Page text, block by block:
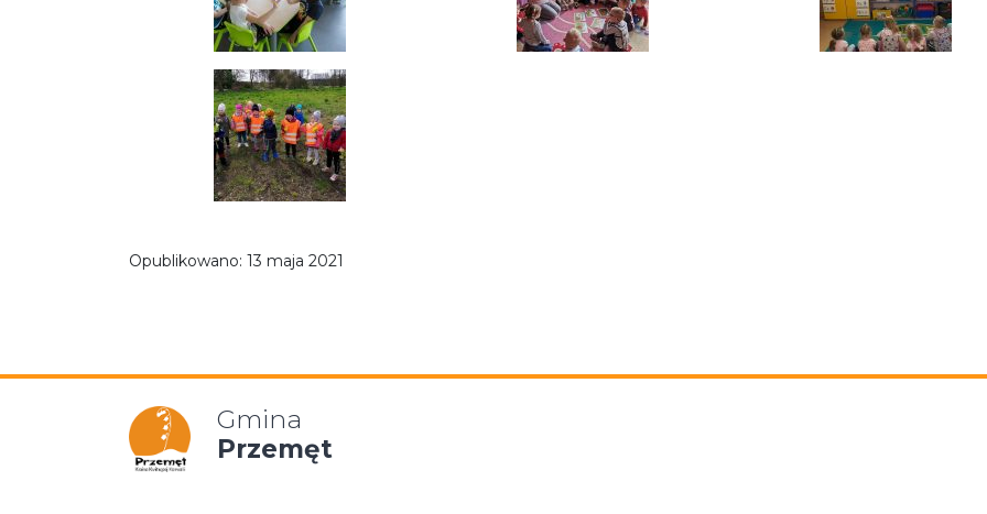
Opublikowano: 13 maja 2021
Gmina
Przemęt